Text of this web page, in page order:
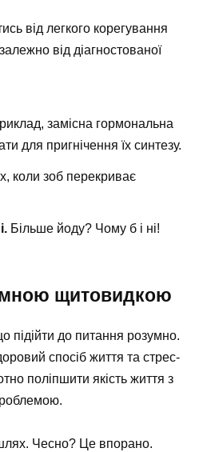
від легкого корегування
від діагностованої
замісна гормональна
для пригнічення їх синтезу.
коли зоб перекриває
Більше йоду? Чому б і ні!
щитовидкою
підійти до питання розумно.
спосіб життя та стрес-
поліпшити якість життя з
Чесно? Це впорано.